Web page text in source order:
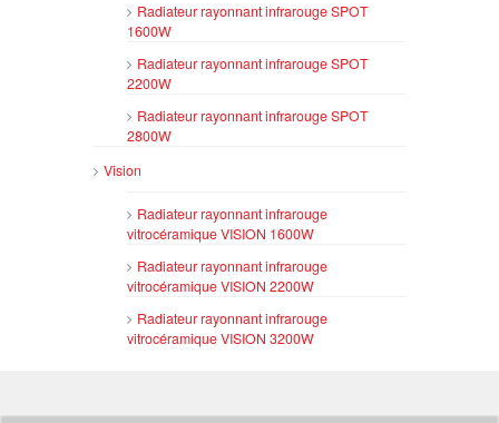
Radiateur rayonnant infrarouge SPOT
1600W
Radiateur rayonnant infrarouge SPOT
2200W
Radiateur rayonnant infrarouge SPOT
2800W
Vision
Radiateur rayonnant infrarouge
vitrocéramique VISION 1600W
Radiateur rayonnant infrarouge
vitrocéramique VISION 2200W
Radiateur rayonnant infrarouge
vitrocéramique VISION 3200W